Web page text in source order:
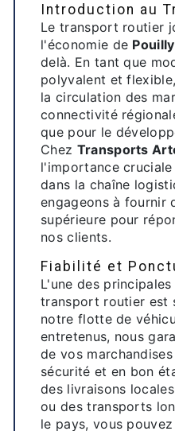
Introduction au
Le transport routier
l'économie de
delà. En tant que
polyvalent et
la circulation des
connectivité
que pour le
Chez Transports
l'importance
dans la chaîne
engageons à fournir
supérieure pour
nos clients.
Fiabilité et
L'une des
transport routier est
notre flotte de
entretenus, nous
de vos
sécurité et en bon
des livraisons
ou des transports
le pays, vous